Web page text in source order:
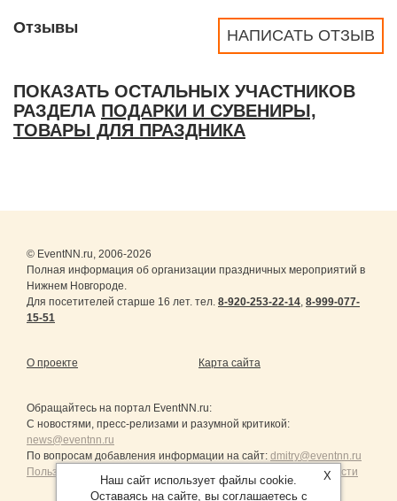
НАПИСАТЬ ОТЗЫВ
Отзывы
ПОКАЗАТЬ ОСТАЛЬНЫХ УЧАСТНИКОВ
РАЗДЕЛА ПОДАРКИ И СУВЕНИРЫ,
ТОВАРЫ ДЛЯ ПРАЗДНИКА
© EventNN.ru, 2006-2026
Полная информация об организации праздничных мероприятий в
Нижнем Новгороде.
Для посетителей старше 16 лет. тел. 8-920-253-22-14, 8-999-077-
15-51
О проекте Карта сайта
Обращайтесь на портал EventNN.ru:
С новостями, пресс-релизами и разумной критикой:
news@eventnn.ru
По вопросам добавления информации на сайт: dmitry@eventnn.ru
Пользовательское Соглашение и политика конфиденциальности
X
Наш сайт использует файлы cookie.
Оставаясь на сайте, вы соглашаетесь с